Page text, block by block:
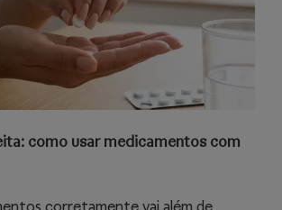
como usar medicamentos com